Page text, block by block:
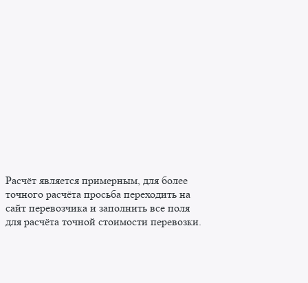
Расчёт является примерным, для более
точного расчёта просьба переходить на
сайт перевозчика и заполнить все поля
для расчёта точной стоимости перевозки.